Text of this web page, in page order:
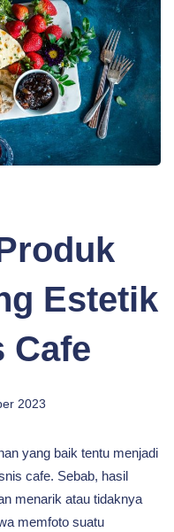
Estetik
Cafe
2023
yang baik tentu menjadi
cafe. Sebab, hasil
menarik atau tidaknya
memfoto suatu